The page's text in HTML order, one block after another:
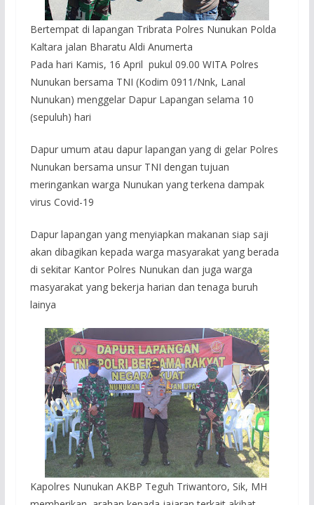
Bertempat di lapangan Tribrata Polres Nunukan Polda
Kaltara jalan Bharatu Aldi Anumerta
Pada hari Kamis, 16 April pukul 09.00 WITA Polres
Nunukan bersama TNI (Kodim 0911/Nnk, Lanal
Nunukan) menggelar Dapur Lapangan selama 10
(sepuluh) hari
Dapur umum atau dapur lapangan yang di gelar Polres
Nunukan bersama unsur TNI dengan tujuan
meringankan warga Nunukan yang terkena dampak
virus Covid-19
Dapur lapangan yang menyiapkan makanan siap saji
akan dibagikan kepada warga masyarakat yang berada
di sekitar Kantor Polres Nunukan dan juga warga
masyarakat yang bekerja harian dan tenaga buruh
lainya
Kapolres Nunukan AKBP Teguh Triwantoro, Sik, MH